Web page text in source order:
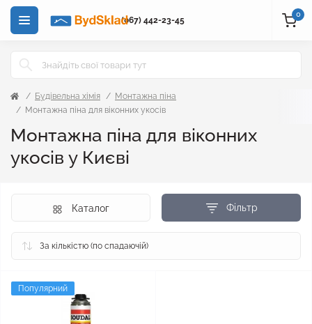
(067) 442-23-45
0
Будівельна хімія
Монтажна піна
Монтажна піна для віконних укосів
Монтажна піна для віконних
укосів у Києві
Фільтр
Каталог
Популярний